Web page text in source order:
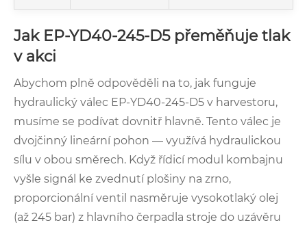
Jak EP-YD40-245-D5 přeměňuje tlak
v akci
Abychom plně odpověděli na to, jak funguje
hydraulický válec EP-YD40-245-D5 v harvestoru,
musíme se podívat dovnitř hlavně. Tento válec je
dvojčinný lineární pohon — využívá hydraulickou
sílu v obou směrech. Když řídicí modul kombajnu
vyšle signál ke zvednutí plošiny na zrno,
proporcionální ventil nasměruje vysokotlaký olej
(až 245 bar) z hlavního čerpadla stroje do uzávěru